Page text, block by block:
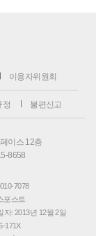
이용자위원회
정 불편신고
이스 12층
8658
7078
포스트
자: 2013년 12월 2일
171X